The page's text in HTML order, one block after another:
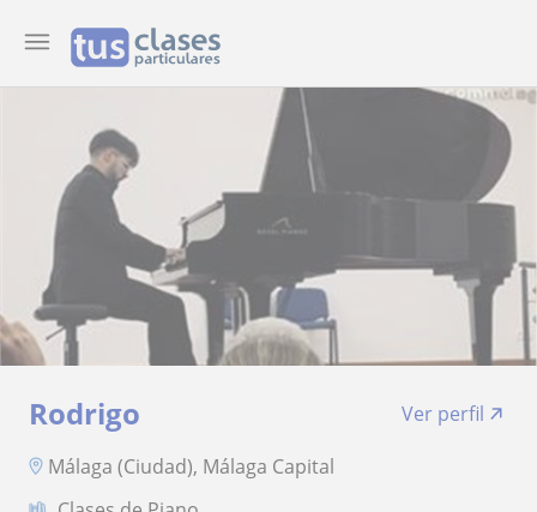
Rodrigo
Ver perfil
Málaga (Ciudad), Málaga Capital